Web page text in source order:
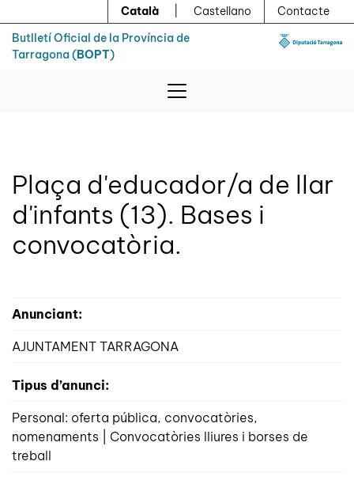
Català Castellano
Contacte
Butlletí Oficial de la Província de
Tarragona (BOPT)
Plaça d'educador/a de llar
d'infants (13). Bases i
convocatòria.
Anunciant:
AJUNTAMENT TARRAGONA
Tipus d’anunci:
Personal: oferta pública, convocatòries,
nomenaments | Convocatòries lliures i borses de
treball